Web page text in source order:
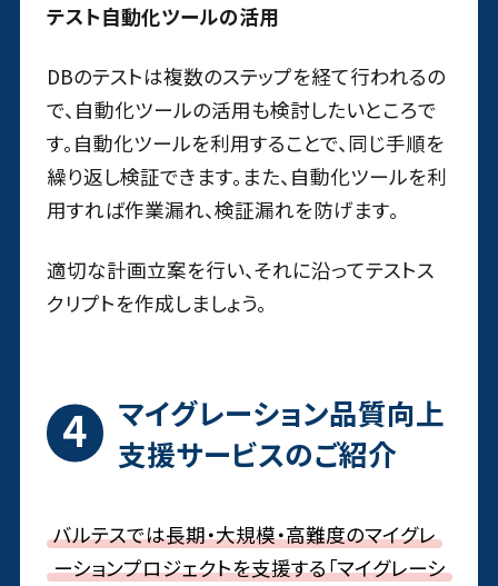
テスト自動化ツールの活用
DBのテストは複数のステップを経て行われるの
で、自動化ツールの活用も検討したいところで
す。自動化ツールを利用することで、同じ手順を
繰り返し検証できます。また、自動化ツールを利
用すれば作業漏れ、検証漏れを防げます。
適切な計画立案を行い、それに沿ってテストス
クリプトを作成しましょう。
マイグレーション品質向上
支援サービスのご紹介
バルテスでは長期・大規模・高難度のマイグレ
ーションプロジェクトを支援する「マイグレーシ